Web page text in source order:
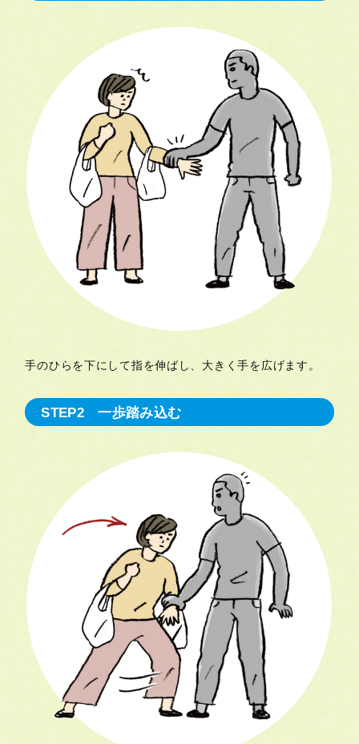
手のひらを下にして指を伸ばし、大きく手を広げます。
STEP2 一歩踏み込む